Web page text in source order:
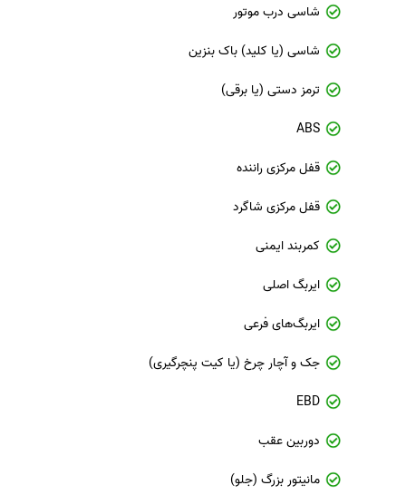
شاسی درب موتور
شاسی (یا کلید) باک بنزین
ترمز دستی (یا برقی)
ABS
قفل مرکزی راننده
قفل مرکزی شاگرد
کمربند ایمنی
ایربگ اصلی
ایربگ‌های فرعی
جک و آچار چرخ (یا کیت پنچرگیری)
EBD
دوربین عقب
مانیتور بزرگ (جلو)